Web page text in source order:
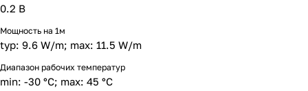
0.2 В
Мощность на 1м
typ: 9.6 W/m; max: 11.5 W/m
Диапазон рабочих температур
min: -30 °C; max: 45 °C